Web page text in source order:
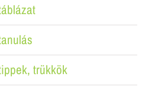
trükkök